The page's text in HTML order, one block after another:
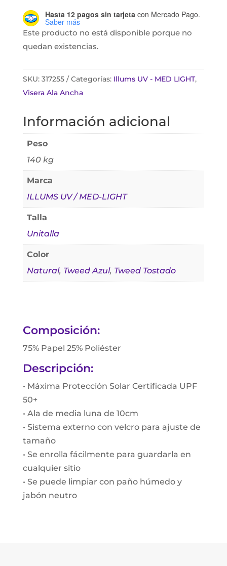
Hasta 12 pagos sin tarjeta con Mercado Pago.
Saber más
Este producto no está disponible porque no
quedan existencias.
SKU: 317255 Categorías: Illums UV - MED LIGHT,
Visera Ala Ancha
Información adicional
Peso
140 kg
Marca
ILLUMS UV / MED-LIGHT
Talla
Unitalla
Color
Natural, Tweed Azul, Tweed Tostado
Composición:
75% Papel 25% Poliéster
Descripción:
• Máxima Protección Solar Certificada UPF
50+
• Ala de media luna de 10cm
• Sistema externo con velcro para ajuste de
tamaño
• Se enrolla fácilmente para guardarla en
cualquier sitio
• Se puede limpiar con paño húmedo y
jabón neutro